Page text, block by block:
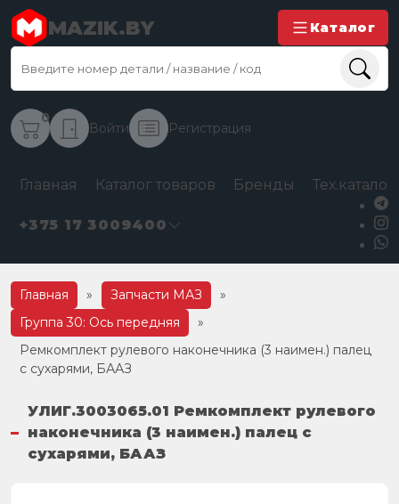
MAZIK.BY Каталог
0
Войти Регистрация
Главная Каталог товаров Бренды
+375 17 3009400
Главная » Запчасти МАЗ
»
Группа 30: Ось передняя
»
Ремкомплект рулевого наконечника (3 наимен.) палец
с сухарями, БААЗ
УЛИГ.3003065.01 Ремкомплект рулевого
наконечника (3 наимен.) палец с
сухарями, БААЗ